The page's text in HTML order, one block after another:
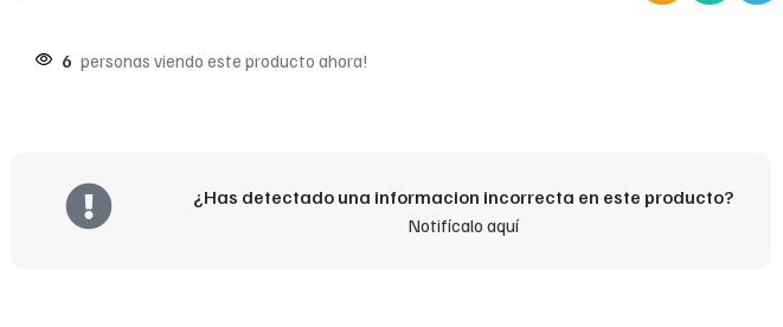
6 personas viendo este producto ahora!
¿Has detectado una informacion incorrecta en este producto?
Notifícalo aquí